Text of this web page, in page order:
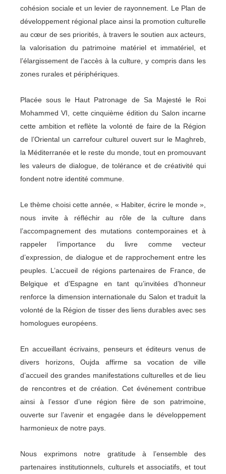
cohésion sociale et un levier de rayonnement. Le Plan de
développement régional place ainsi la promotion culturelle
au cœur de ses priorités, à travers le soutien aux acteurs,
la valorisation du patrimoine matériel et immatériel, et
l’élargissement de l’accès à la culture, y compris dans les
zones rurales et périphériques.
Placée sous le Haut Patronage de Sa Majesté le Roi
Mohammed VI, cette cinquième édition du Salon incarne
cette ambition et reflète la volonté de faire de la Région
de l’Oriental un carrefour culturel ouvert sur le Maghreb,
la Méditerranée et le reste du monde, tout en promouvant
les valeurs de dialogue, de tolérance et de créativité qui
fondent notre identité commune.
Le thème choisi cette année, « Habiter, écrire le monde »,
nous invite à réfléchir au rôle de la culture dans
l’accompagnement des mutations contemporaines et à
rappeler l’importance du livre comme vecteur
d’expression, de dialogue et de rapprochement entre les
peuples. L’accueil de régions partenaires de France, de
Belgique et d’Espagne en tant qu’invitées d’honneur
renforce la dimension internationale du Salon et traduit la
volonté de la Région de tisser des liens durables avec ses
homologues européens.
En accueillant écrivains, penseurs et éditeurs venus de
divers horizons, Oujda affirme sa vocation de ville
d’accueil des grandes manifestations culturelles et de lieu
de rencontres et de création. Cet événement contribue
ainsi à l’essor d’une région fière de son patrimoine,
ouverte sur l’avenir et engagée dans le développement
harmonieux de notre pays.
Nous exprimons notre gratitude à l’ensemble des
partenaires institutionnels, culturels et associatifs, et tout